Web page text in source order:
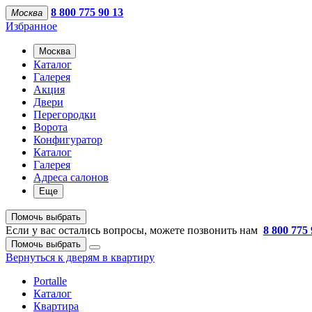
Москва
8 800 775 90 13
Избранное
Москва
Каталог
Галерея
Акция
Двери
Перегородки
Ворота
Конфигуратор
Каталог
Галерея
Адреса салонов
Еще
Помочь выбрать
Если у вас остались вопросы, можете позвонить нам 8 800 775
Помочь выбрать
Вернуться к дверям в квартиру
Portalle
Каталог
Квартира